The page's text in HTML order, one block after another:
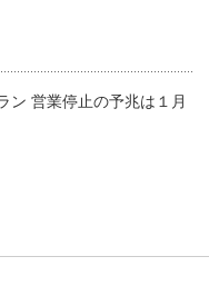
ン 営業停止の予兆は１月